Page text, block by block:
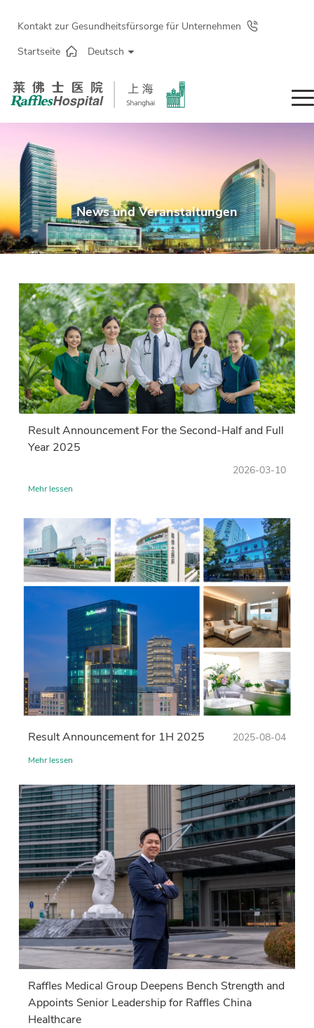
Kontakt zur Gesundheitsfürsorge für Unternehmen
Startseite
Deutsch
News und Veranstaltungen
Result Announcement For the Second-Half and Full
Year 2025
2026-03-10
Mehr lessen
Result Announcement for 1H 2025 2025-08-04
Mehr lessen
Raffles Medical Group Deepens Bench Strength and
Appoints Senior Leadership for Raffles China
Healthcare